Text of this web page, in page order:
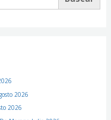
2026
2026